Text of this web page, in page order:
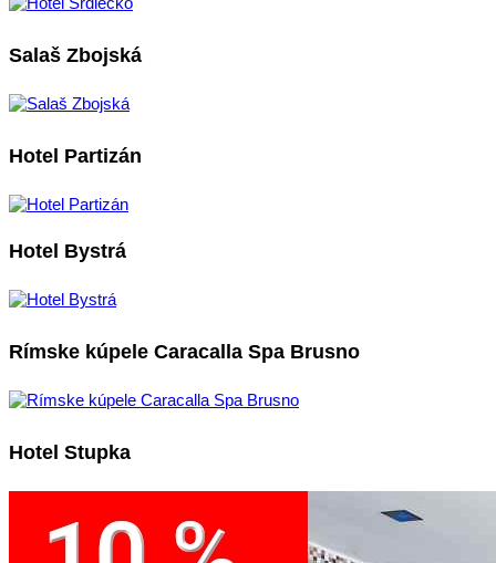
Salaš Zbojská
Hotel Partizán
Hotel Bystrá
Rímske kúpele Caracalla Spa Brusno
Hotel Stupka